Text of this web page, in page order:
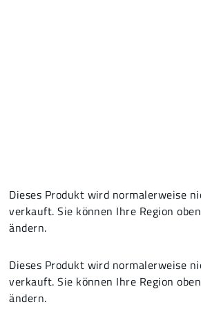
Dieses Produkt wird normalerweise
verkauft. Sie können Ihre Region
ändern.
Dieses Produkt wird normalerweise
verkauft. Sie können Ihre Region
ändern.